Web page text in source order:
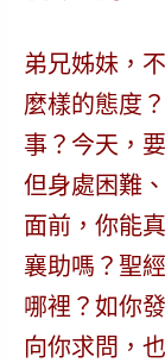
弟兄姊妹，
麼樣的態度
事？今天，
但身處困難
面前，你能
襄助嗎？聖
哪裡？如你
向你求問，